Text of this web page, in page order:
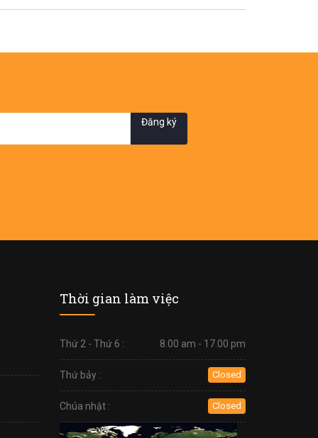
Đăng ký
Thời gian làm việc
Thứ 2 - Thứ 6 : 8.00 am - 17.00 pm
Thứ bảy : Closed
Chúa nhật : Closed